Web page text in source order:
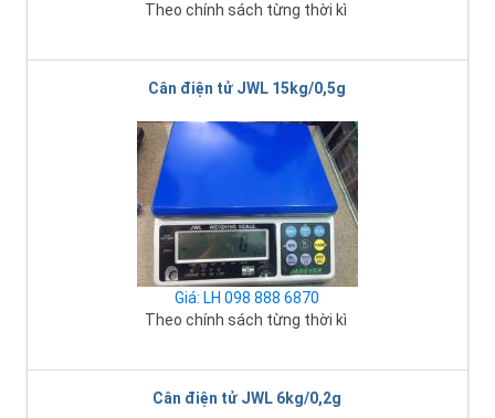
Theo chính sách từng thời kì
Cân điện tử JWL 15kg/0,5g
Giá: LH 098 888 6870
Theo chính sách từng thời kì
Cân điện tử JWL 6kg/0,2g